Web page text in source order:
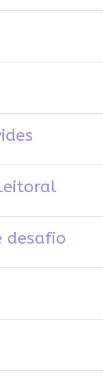
desafio